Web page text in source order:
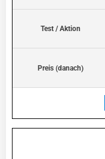
Test / Aktion
Preis (danach)